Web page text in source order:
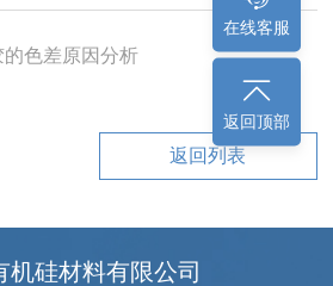
的色差原因分析
返回列表
机硅材料有限公司
在线客服
返回顶部